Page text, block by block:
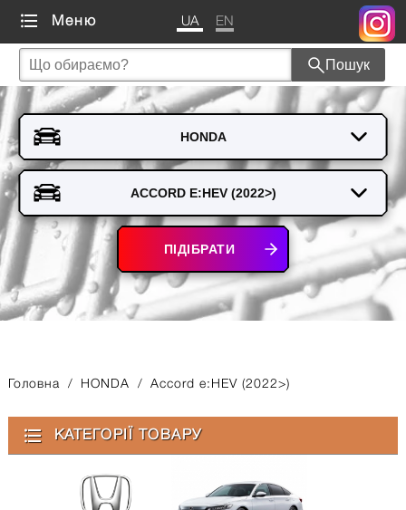
Меню UA EN
Пошук
ПІДІБРАТИ
Головна / HONDA / Accord e:HEV (2022>)
КАТЕГОРІЇ ТОВАРУ